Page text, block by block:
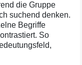
die Gruppe
suchend denken.
Begriffe
So